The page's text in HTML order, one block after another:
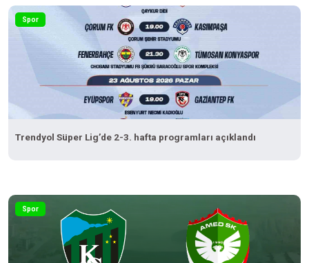
Spor
Trendyol Süper Lig’de 2-3. hafta programları açıklandı
Spor